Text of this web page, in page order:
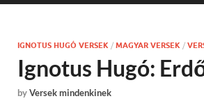
IGNOTUS HUGÓ VERSEK / MAGYAR VERSEK /
Ignotus Hugó:
byVersek mindenkinek